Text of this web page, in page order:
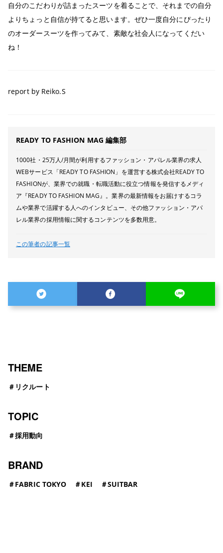
自分のこだわりが詰まったスーツを着ることで、それまでの自分
よりちょっと自信が持てると思います。ぜひ一度自分にぴったり
のオーダースーツを作ってみて、素敵な社会人になってくだい
ね！
report by Reiko.S
READY TO FASHION MAG 編集部
1000社・25万人/月間が利用するファッション・アパレル業界の求人
WEBサービス「READY TO FASHION」を運営する株式会社READY TO
FASHIONが、業界での就職・転職活動に役立つ情報を発信するメディ
ア『READY TO FASHION MAG』。業界の最新情報をお届けするコラ
ムや業界で活躍する人へのインタビュー、その他ファッション・アパ
レル業界の採用情報に関するコンテンツを多数用意。
この筆者の記事一覧
THEME
＃ リクルート
TOPIC
＃採用動向
BRAND
＃FABRIC TOKYO ＃KEI ＃SUITBAR